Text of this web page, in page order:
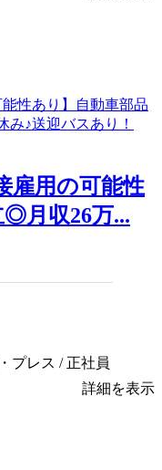
雇用の可能性
◎月収26万...
プレス / 正社員
詳細を表示